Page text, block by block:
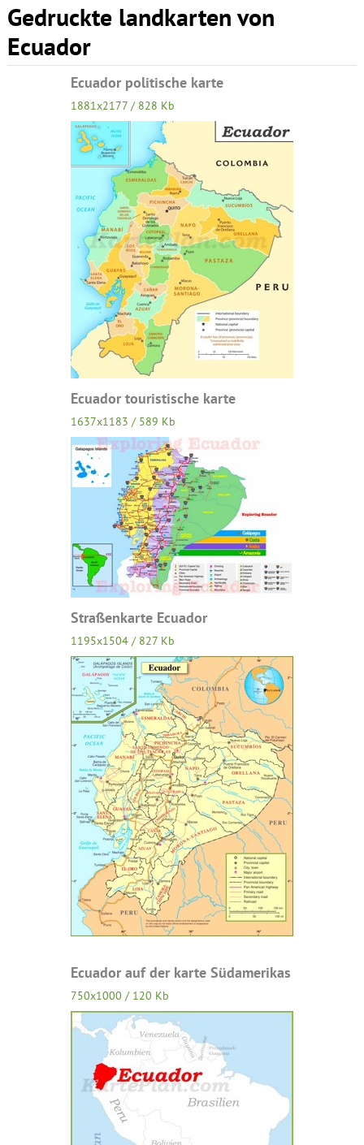
Gedruckte landkarten von
Ecuador
Ecuador politische karte
1881x2177 / 828 Kb
Ecuador touristische karte
1637x1183 / 589 Kb
Straßenkarte Ecuador
1195x1504 / 827 Kb
Ecuador auf der karte Südamerikas
750x1000 / 120 Kb